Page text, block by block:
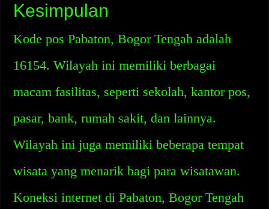
Kesimpulan
Kode pos Pabaton, Bogor Tengah adalah
16154. Wilayah ini memiliki berbagai
macam fasilitas, seperti sekolah, kantor pos,
pasar, bank, rumah sakit, dan lainnya.
Wilayah ini juga memiliki beberapa tempat
wisata yang menarik bagi para wisatawan.
Koneksi internet di Pabaton, Bogor Tengah